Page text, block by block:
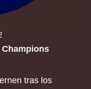
tras los